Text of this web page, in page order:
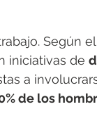
Según
iniciativas de
a
de los